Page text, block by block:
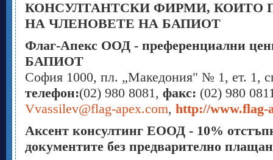
КОНСУЛТАНТСКИ ФИРМИ, КОИТО
НА ЧЛЕНОВЕТЕ НА БАПИОТ
Флаг-Апекс ООД - преференциални
БАПИОТ
София 1000, пл. „Македония" № 1, ет. 1,
телефон:(02) 980 8081, факс: (02) 980
Vvassilev@flag-apex.com, http://www.flag-
Аксент консултинг ЕООД - 10%
документите без предварително